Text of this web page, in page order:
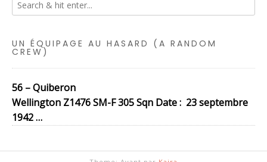
UN ÉQUIPAGE AU HASARD (A RANDOM
CREW)
56 – Quiberon
Wellington Z1476 SM-F 305 Sqn Date : 23 septembre
1942 …